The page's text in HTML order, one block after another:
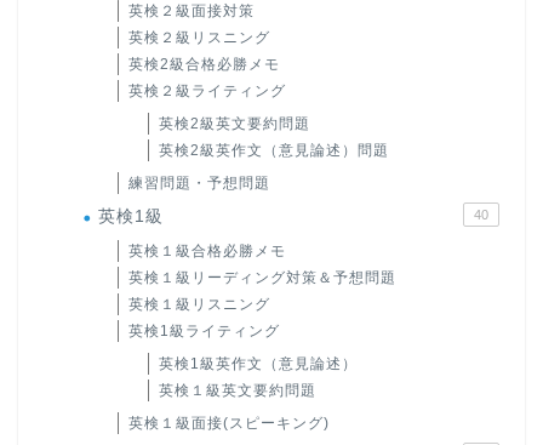
英検２級面接対策
英検２級リスニング
英検2級合格必勝メモ
英検２級ライティング
英検2級英文要約問題
英検2級英作文（意見論述）問題
練習問題・予想問題
英検1級 40
英検１級合格必勝メモ
英検１級リーディング対策＆予想問題
英検１級リスニング
英検1級ライティング
英検1級英作文（意見論述）
英検１級英文要約問題
英検１級面接(スピーキング)